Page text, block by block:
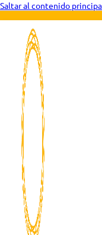
Saltar al contenido